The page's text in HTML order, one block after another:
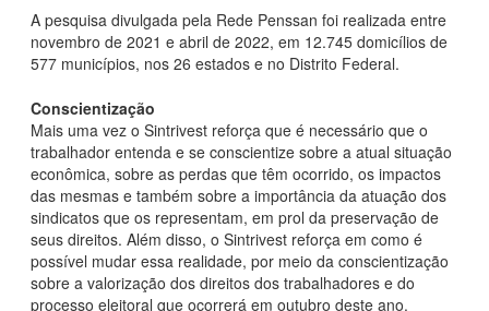
A pesquisa divulgada pela Rede Penssan foi realizada entre
novembro de 2021 e abril de 2022, em 12.745 domicílios de
577 municípios, nos 26 estados e no Distrito Federal.
Conscientização
Mais uma vez o Sintrivest reforça que é necessário que o
trabalhador entenda e se conscientize sobre a atual situação
econômica, sobre as perdas que têm ocorrido, os impactos
das mesmas e também sobre a importância da atuação dos
sindicatos que os representam, em prol da preservação de
seus direitos. Além disso, o Sintrivest reforça em como é
possível mudar essa realidade, por meio da conscientização
sobre a valorização dos direitos dos trabalhadores e do
processo eleitoral que ocorrerá em outubro deste ano.